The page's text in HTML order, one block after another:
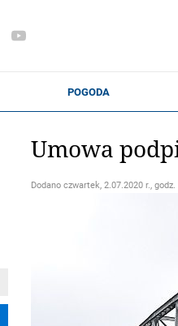
Umowa
Dodano czwartek, 2.07.2020 r., godz.